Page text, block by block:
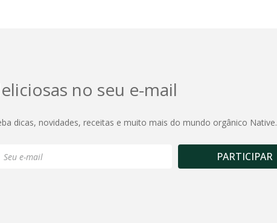
no seu e-mail
dicas, novidades, receitas e muito mais do mundo orgânico Native.
PARTICIPAR